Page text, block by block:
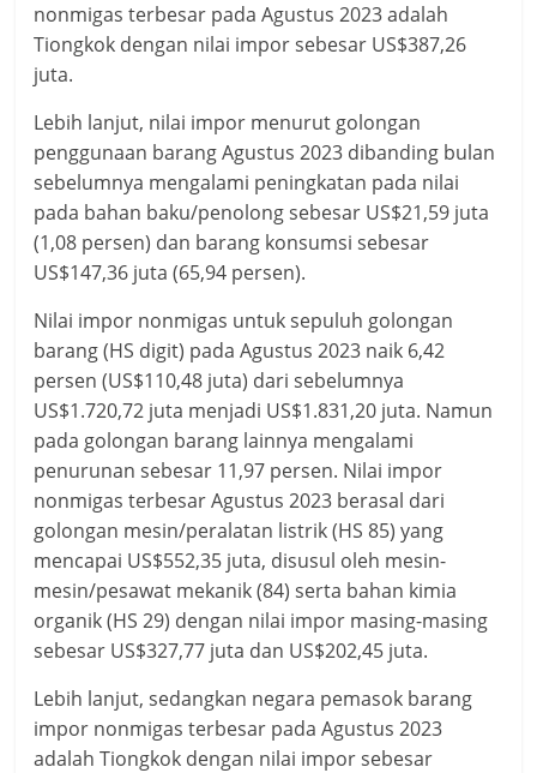
nonmigas terbesar pada Agustus 2023 adalah
Tiongkok dengan nilai impor sebesar US$387,26
juta.
Lebih lanjut, nilai impor menurut golongan
penggunaan barang Agustus 2023 dibanding bulan
sebelumnya mengalami peningkatan pada nilai
pada bahan baku/penolong sebesar US$21,59 juta
(1,08 persen) dan barang konsumsi sebesar
US$147,36 juta (65,94 persen).
Nilai impor nonmigas untuk sepuluh golongan
barang (HS digit) pada Agustus 2023 naik 6,42
persen (US$110,48 juta) dari sebelumnya
US$1.720,72 juta menjadi US$1.831,20 juta. Namun
pada golongan barang lainnya mengalami
penurunan sebesar 11,97 persen. Nilai impor
nonmigas terbesar Agustus 2023 berasal dari
golongan mesin/peralatan listrik (HS 85) yang
mencapai US$552,35 juta, disusul oleh mesin-
mesin/pesawat mekanik (84) serta bahan kimia
organik (HS 29) dengan nilai impor masing-masing
sebesar US$327,77 juta dan US$202,45 juta.
Lebih lanjut, sedangkan negara pemasok barang
impor nonmigas terbesar pada Agustus 2023
adalah Tiongkok dengan nilai impor sebesar